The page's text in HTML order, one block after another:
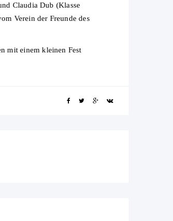
Claudia Dub (Klasse
Verein der Freunde des
mit einem kleinen Fest